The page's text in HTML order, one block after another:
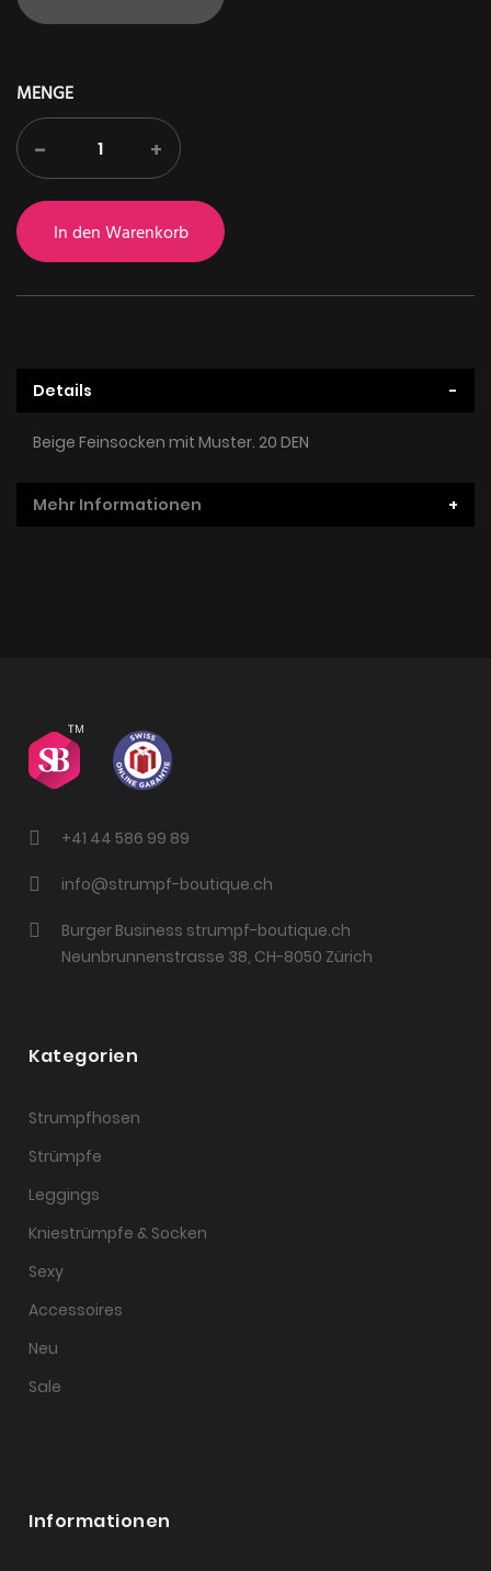
MENGE
- +
In den Warenkorb
Details
Beige Feinsocken mit Muster. 20 DEN
Mehr Informationen
+41 44 586 99 89
info@strumpf-boutique.ch
Burger Business strumpf-boutique.ch
Neunbrunnenstrasse 38, CH-8050 Zürich
Kategorien
Strumpfhosen
Strümpfe
Leggings
Kniestrümpfe & Socken
Sexy
Accessoires
Neu
Sale
Informationen